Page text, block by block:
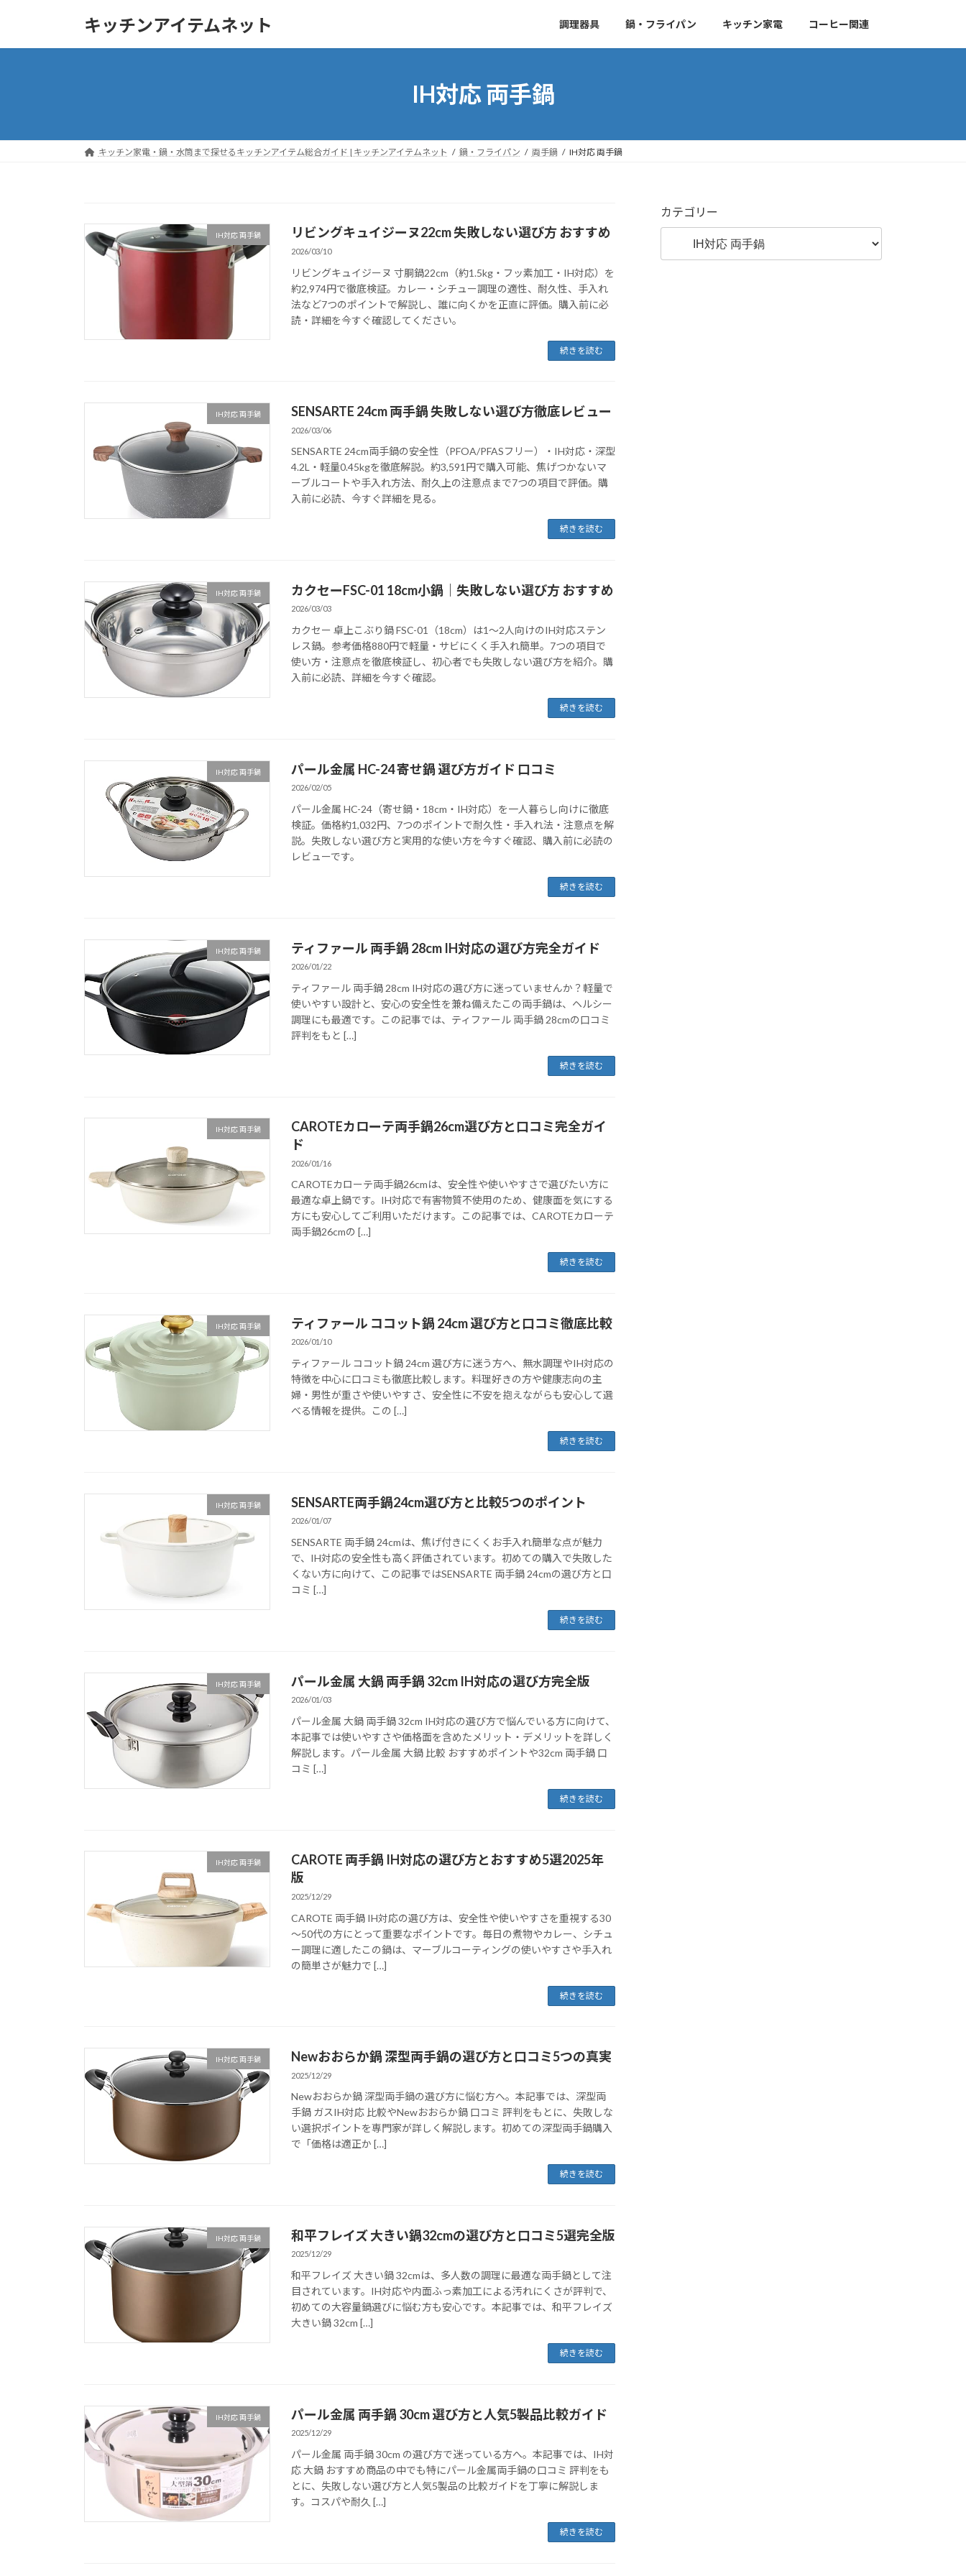
キッチンアイテムネット 調理器具 鍋・フライパン キッチン家電 コーヒー関連
IH対応 両手鍋
キッチン家電・鍋・水筒まで探せるキッチンアイテム総合ガイド | キッチンアイテムネット 鍋・フライパン 両手鍋 IH対応 両手鍋
IH対応 両手鍋 リビングキュイジーヌ22cm 失敗しない選び方 おすすめ
2026/03/10
リビングキュイジーヌ 寸胴鍋22cm（約1.5kg・フッ素加工・IH対応）を
約2,974円で徹底検証。カレー・シチュー調理の適性、耐久性、手入れ
法など7つのポイントで解説し、誰に向くかを正直に評価。購入前に必
読・詳細を今すぐ確認してください。
続きを読む
IH対応 両手鍋 SENSARTE 24cm 両手鍋 失敗しない選び方徹底レビュー
2026/03/06
SENSARTE 24cm両手鍋の安全性（PFOA/PFASフリー）・IH対応・深型
4.2L・軽量0.45kgを徹底解説。約3,591円で購入可能、焦げつかないマ
ーブルコートや手入れ方法、耐久上の注意点まで7つの項目で評価。購
入前に必読、今すぐ詳細を見る。
続きを読む
IH対応 両手鍋 カクセーFSC-01 18cm小鍋｜失敗しない選び方 おすすめ
2026/03/03
カクセー 卓上こぶり鍋 FSC-01（18cm）は1〜2人向けのIH対応ステン
レス鍋。参考価格880円で軽量・サビにくく手入れ簡単。7つの項目で
使い方・注意点を徹底検証し、初心者でも失敗しない選び方を紹介。購
入前に必読、詳細を今すぐ確認。
続きを読む
IH対応 両手鍋 パール金属 HC-24 寄せ鍋 選び方ガイド 口コミ
2026/02/05
パール金属 HC-24（寄せ鍋・18cm・IH対応）を一人暮らし向けに徹底
検証。価格約1,032円、7つのポイントで耐久性・手入れ法・注意点を解
説。失敗しない選び方と実用的な使い方を今すぐ確認、購入前に必読の
レビューです。
続きを読む
IH対応 両手鍋 ティファール 両手鍋 28cm IH対応の選び方完全ガイド
2026/01/22
ティファール 両手鍋 28cm IH対応の選び方に迷っていませんか？軽量で
使いやすい設計と、安心の安全性を兼ね備えたこの両手鍋は、ヘルシー
調理にも最適です。この記事では、ティファール 両手鍋 28cmの口コミ
評判をもと […]
続きを読む
IH対応 両手鍋
CAROTEカローテ両手鍋26cm選び方と口コミ完全ガイ
ド
2026/01/16
CAROTEカローテ両手鍋26cmは、安全性や使いやすさで選びたい方に
最適な卓上鍋です。IH対応で有害物質不使用のため、健康面を気にする
方にも安心してご利用いただけます。この記事では、CAROTEカローテ
両手鍋26cmの […]
続きを読む
IH対応 両手鍋 ティファール ココット鍋 24cm 選び方と口コミ徹底比較
2026/01/10
ティファール ココット鍋 24cm 選び方に迷う方へ、無水調理やIH対応の
特徴を中心に口コミも徹底比較します。料理好きの方や健康志向の主
婦・男性が重さや使いやすさ、安全性に不安を抱えながらも安心して選
べる情報を提供。この […]
続きを読む
IH対応 両手鍋 SENSARTE両手鍋24cm選び方と比較5つのポイント
2026/01/07
SENSARTE 両手鍋 24cmは、焦げ付きにくくお手入れ簡単な点が魅力
で、IH対応の安全性も高く評価されています。初めての購入で失敗した
くない方に向けて、この記事ではSENSARTE 両手鍋 24cmの選び方と口
コミ […]
続きを読む
IH対応 両手鍋 パール金属 大鍋 両手鍋 32cm IH対応の選び方完全版
2026/01/03
パール金属 大鍋 両手鍋 32cm IH対応の選び方で悩んでいる方に向けて、
本記事では使いやすさや価格面を含めたメリット・デメリットを詳しく
解説します。パール金属 大鍋 比較 おすすめポイントや32cm 両手鍋 口
コミ […]
続きを読む
IH対応 両手鍋
CAROTE 両手鍋 IH対応の選び方とおすすめ5選2025年
版
2025/12/29
CAROTE 両手鍋 IH対応の選び方は、安全性や使いやすさを重視する30
～50代の方にとって重要なポイントです。毎日の煮物やカレー、シチュ
ー調理に適したこの鍋は、マーブルコーティングの使いやすさや手入れ
の簡単さが魅力で […]
続きを読む
IH対応 両手鍋 Newおおらか鍋 深型両手鍋の選び方と口コミ5つの真実
2025/12/29
Newおおらか鍋 深型両手鍋の選び方に悩む方へ。本記事では、深型両
手鍋 ガスIH対応 比較やNewおおらか鍋 口コミ 評判をもとに、失敗しな
い選択ポイントを専門家が詳しく解説します。初めての深型両手鍋購入
で「価格は適正か […]
続きを読む
IH対応 両手鍋 和平フレイズ 大きい鍋32cmの選び方と口コミ5選完全版
2025/12/29
和平フレイズ 大きい鍋 32cmは、多人数の調理に最適な両手鍋として注
目されています。IH対応や内面ふっ素加工による汚れにくさが評判で、
初めての大容量鍋選びに悩む方も安心です。本記事では、和平フレイズ
大きい鍋 32cm […]
続きを読む
IH対応 両手鍋 パール金属 両手鍋 30cm 選び方と人気5製品比較ガイド
2025/12/29
パール金属 両手鍋 30cm の選び方で迷っている方へ。本記事では、IH対
応 大鍋 おすすめ商品の中でも特にパール金属両手鍋の口コミ 評判をも
とに、失敗しない選び方と人気5製品の比較ガイドを丁寧に解説しま
す。コスパや耐久 […]
続きを読む
カテゴリー